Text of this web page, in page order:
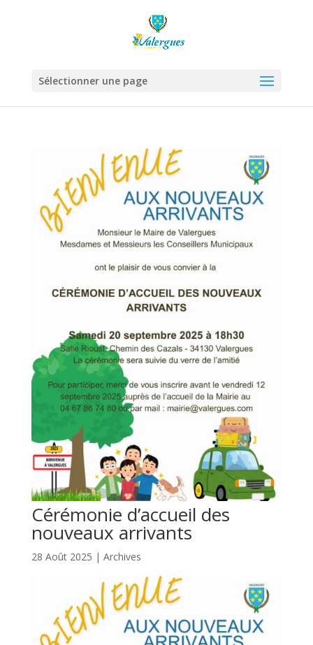
Sélectionner une page
Cérémonie d’accueil des
nouveaux arrivants
28 Août 2025 | Archives